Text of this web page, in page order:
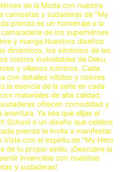
de la Moda con nuestra
camisetas y sudaderas de "My
prenda es un homenaje a la
de los superhéroes
y manga.Nuestros diseños
dinámicos, los símbolos de las
rostros inolvidables de Deku,
y villanos icónicos. Cada
con detalles nítidos y colores
la esencia de la serie en cada
materiales de alta calidad,
ofrecen comodidad y
Ya sea que elijas el
School o un diseño que celebre
prenda te invita a manifestar
con el espíritu de "My Hero
de tu propio estilo. ¡Descubre la
invencible con nuestras
y sudaderas!